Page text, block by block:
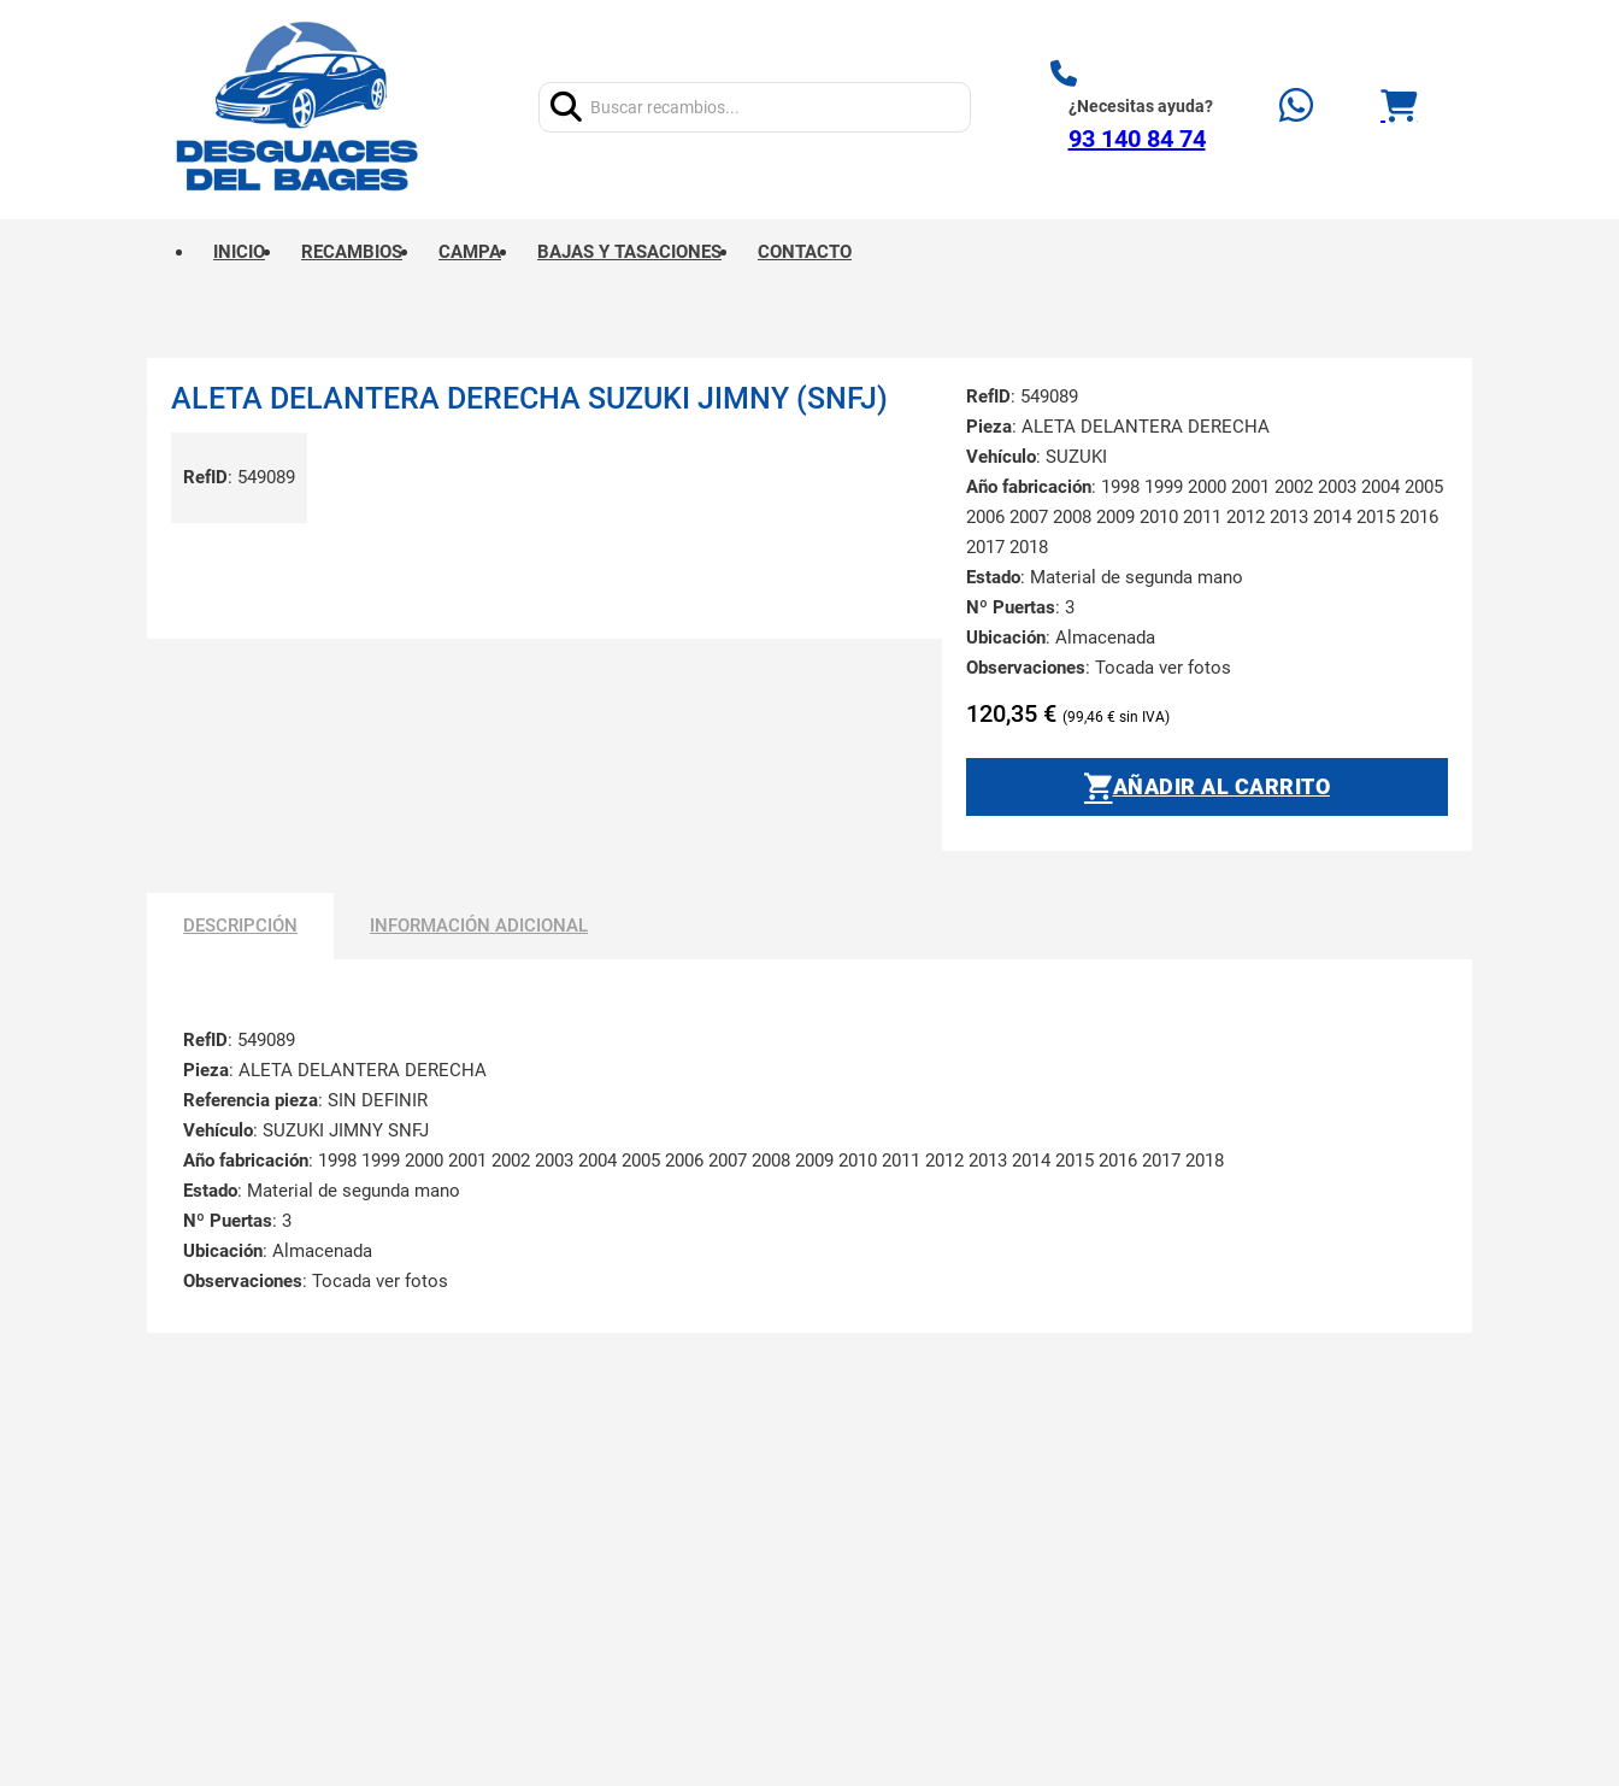
¿Necesitas ayuda?
93 140 84 74
INICIO RECAMBIOS CAMPA BAJAS Y TASACIONES CONTACTO
ALETA DELANTERA DERECHA SUZUKI JIMNY (SNFJ)
RefID: 549089
RefID: 549089
Pieza: ALETA DELANTERA DERECHA
Vehículo: SUZUKI
Año fabricación: 1998 1999 2000 2001 2002 2003 2004 2005
2006 2007 2008 2009 2010 2011 2012 2013 2014 2015 2016
2017 2018
Estado: Material de segunda mano
Nº Puertas: 3
Ubicación: Almacenada
Observaciones: Tocada ver fotos
120,35 € 99,46 €
AÑADIR AL CARRITO
DESCRIPCIÓN INFORMACIÓN ADICIONAL
RefID: 549089
Pieza: ALETA DELANTERA DERECHA
Referencia pieza: SIN DEFINIR
Vehículo: SUZUKI JIMNY SNFJ
Año fabricación: 1998 1999 2000 2001 2002 2003 2004 2005 2006 2007 2008 2009 2010 2011 2012 2013 2014 2015 2016 2017 2018
Estado: Material de segunda mano
Nº Puertas: 3
Ubicación: Almacenada
Observaciones: Tocada ver fotos